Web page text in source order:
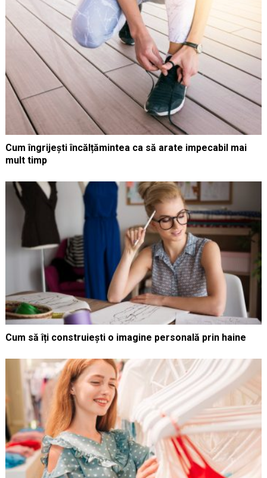
Cum îngrijești încălțămintea ca să arate impecabil mai
mult timp
Cum să îți construiești o imagine personală prin haine